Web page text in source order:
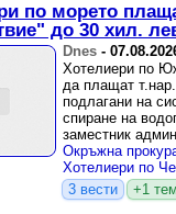
по морето
до 30 хил.
Dnes-
Хотелиери по
да плащат
подлагани на
спиране на
заместник
прокуратура –
3 вести
+1